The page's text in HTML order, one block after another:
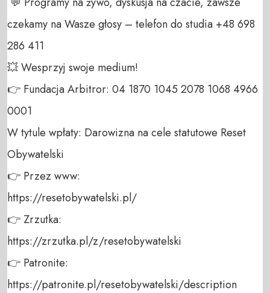
czekamy na Wasze głosy – telefon do studia +48 698
286 411
💥 Wesprzyj swoje medium!
👉 Fundacja Arbitror: 04 1870 1045 2078 1068 4966
0001
W tytule wpłaty: Darowizna na cele statutowe Reset
Obywatelski
👉 Przez www:
https://resetobywatelski.pl/
👉 Zrzutka:
https://zrzutka.pl/z/resetobywatelski
👉 Patronite:
https://patronite.pl/resetobywatelski/description